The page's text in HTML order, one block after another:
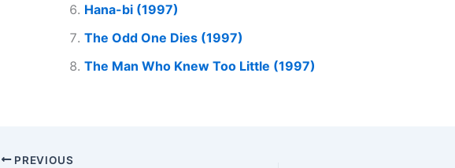
Hana-bi (1997)
The Odd One Dies (1997)
The Man Who Knew Too Little (1997)
PREVIOUS